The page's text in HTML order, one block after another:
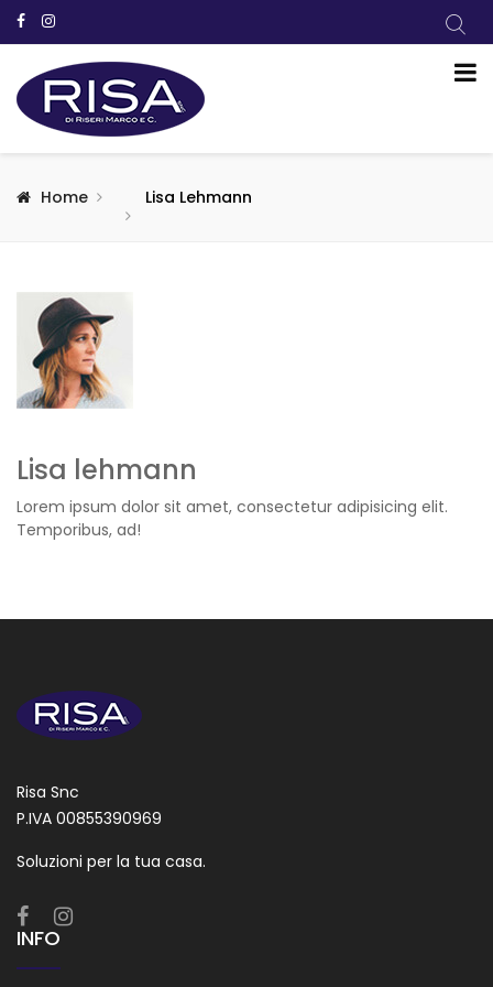
Home Lisa Lehmann
Lisa lehmann
Lorem ipsum dolor sit amet, consectetur adipisicing elit.
Temporibus, ad!
Risa Snc
P.IVA 00855390969
Soluzioni per la tua casa.
INFO